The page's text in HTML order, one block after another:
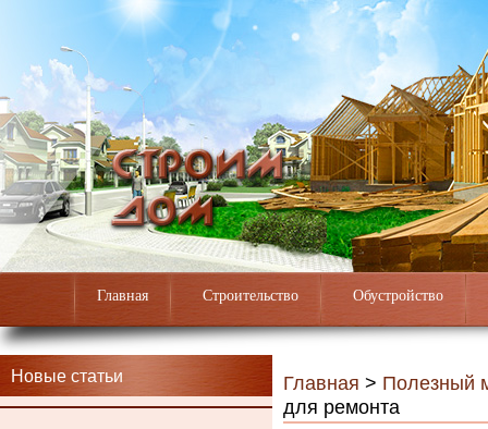
Главная Строительство Обустройство
Новые статьи Главная > Полезный
для ремонта